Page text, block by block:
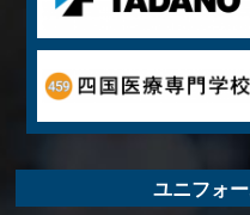
ユニフォ